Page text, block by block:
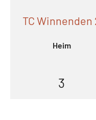
TC Winnenden
Heim
3